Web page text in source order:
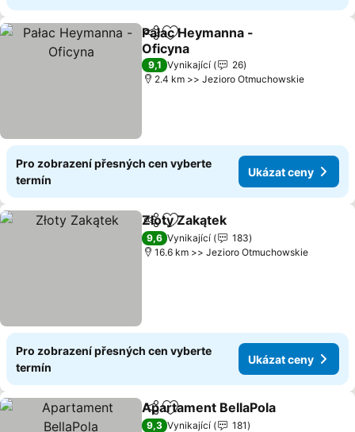
SdíletPřidat na seznam oblíbených
Pałac Heymanna -
Oficyna
9,1 Vynikající
26
2.4 km >> Jezioro Otmuchowskie
Pro zobrazení přesných cen vyberte
termín
Ukázat ceny
SdíletPřidat na seznam oblíbených
Złoty Zakątek
9,6 Vynikající
183
16.6 km >> Jezioro Otmuchowskie
Pro zobrazení přesných cen vyberte
termín
Ukázat ceny
SdíletPřidat na seznam oblíbených
Apartament BellaPola
9,3 Vynikající
181